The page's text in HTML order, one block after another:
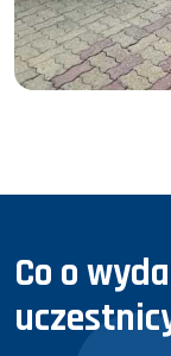
Co o